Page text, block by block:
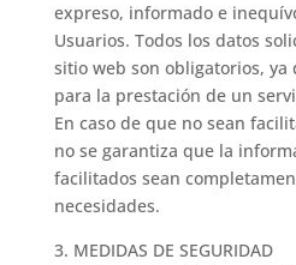
expreso, informado e
Usuarios. Todos los datos
sitio web son obligatorios, ya
para la prestación de un
En caso de que no sean
no se garantiza que la
facilitados sean
necesidades.
3. MEDIDAS DE SEGURIDAD